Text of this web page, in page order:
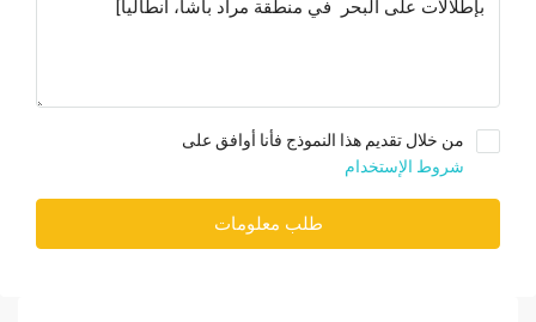
من خلال تقديم هذا النموذج فأنا أوافق على
شروط الإستخدام
طلب معلومات